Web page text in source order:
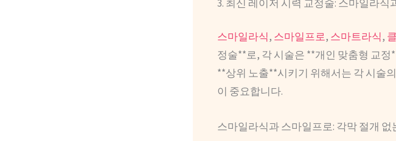
3. 최신 레이저 시력 교정술: 스마일라식
스마일라식, 스마일프로, 스마트라식,
정술**로, 각 시술은 **개인 맞춤형 교
**상위 노출**시키기 위해서는 각 시술
이 중요합니다.
스마일라식과 스마일프로: 각막 절개 없